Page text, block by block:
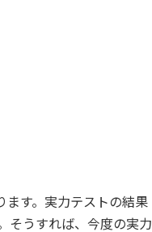
ます。実力テストの結果
そうすれば、今度の実力